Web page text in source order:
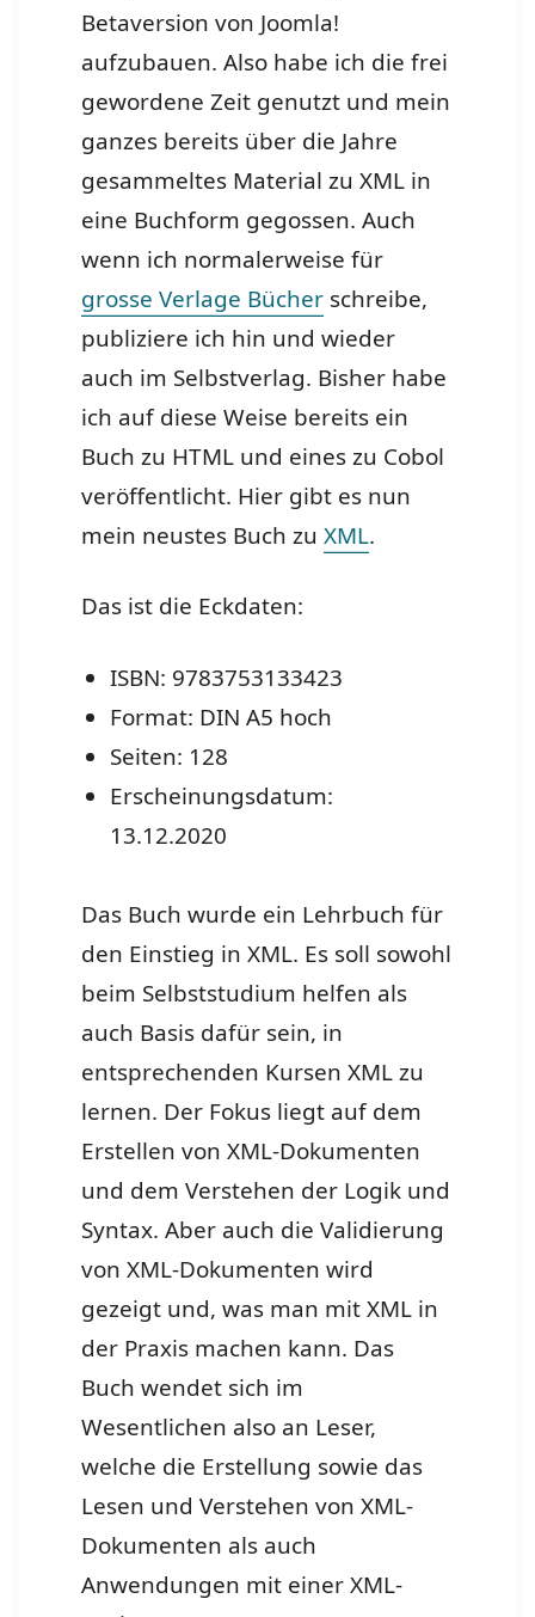
Betaversion von Joomla!
aufzubauen. Also habe ich die frei
gewordene Zeit genutzt und mein
ganzes bereits über die Jahre
gesammeltes Material zu XML in
eine Buchform gegossen. Auch
wenn ich normalerweise für
grosse Verlage Bücher schreibe,
publiziere ich hin und wieder
auch im Selbstverlag. Bisher habe
ich auf diese Weise bereits ein
Buch zu HTML und eines zu Cobol
veröffentlicht. Hier gibt es nun
mein neustes Buch zuXML.
Das ist die Eckdaten:
ISBN: 9783753133423
Format: DIN A5 hoch
Seiten: 128
Erscheinungsdatum:
13.12.2020
Das Buch wurde ein Lehrbuch für
den Einstieg in XML. Es soll sowohl
beim Selbststudium helfen als
auch Basis dafür sein, in
entsprechenden Kursen XML zu
lernen. Der Fokus liegt auf dem
Erstellen von XML-Dokumenten
und dem Verstehen der Logik und
Syntax. Aber auch die Validierung
von XML-Dokumenten wird
gezeigt und, was man mit XML in
der Praxis machen kann. Das
Buch wendet sich im
Wesentlichen also an Leser,
welche die Erstellung sowie das
Lesen und Verstehen von XML-
Dokumenten als auch
Anwendungen mit einer XML-